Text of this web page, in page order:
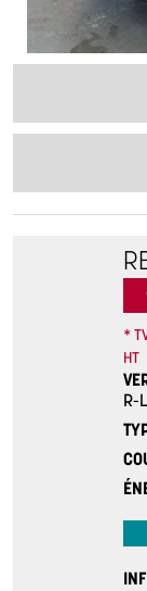
*
HT
R-